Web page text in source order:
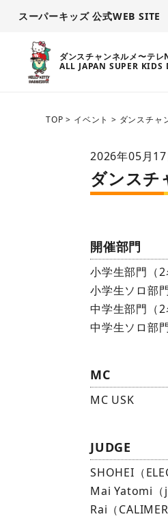
スーパーキッズ 公式WEB SITE
ダンスチャンネルメ〜テレ
ALL JAPAN SUPER KIDS
TOP > イベント > ダンスチャ
2026年05月
ダンスチ
開催部門
小学生部門（2
小学生ソロ部
中学生部門（2
中学生ソロ部
MC
MC USK
JUDGE
SHOHEI（
Mai Yatomi（
Rai（